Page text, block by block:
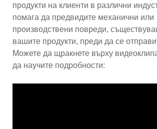
продукти на клиенти в различни
помага да предвидите механични или
производствени повреди,
вашите продукти, преди да се
Можете да щракнете върху
да научите подробности: